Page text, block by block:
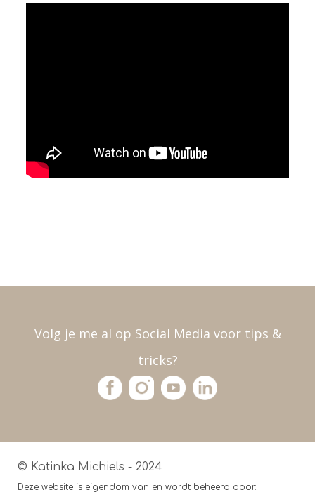
Volg je me al op Social Media voor tips &
tricks?
© Katinka Michiels - 2024
Deze website is eigendom van en wordt beheerd door: